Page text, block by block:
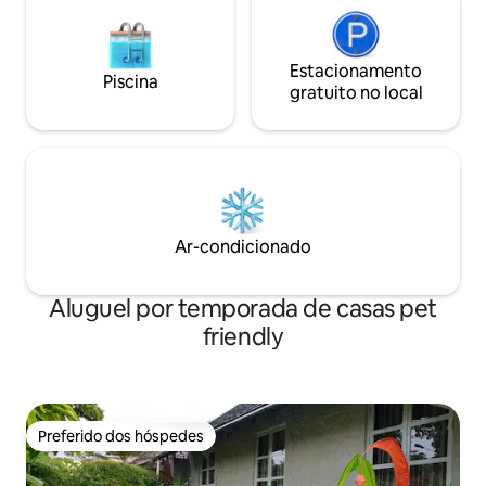
Piscina
Estacionamento
gratuito no local
Ar-condicionado
Aluguel por temporada de casas pet
friendly
Preferido dos hóspedes
Preferido dos hóspedes